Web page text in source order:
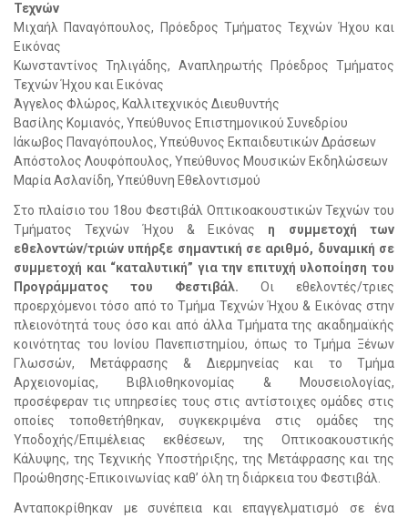
Τεχνών
Μιχαήλ Παναγόπουλος, Πρόεδρος Τμήματος Τεχνών Ήχου και
Εικόνας
Κωνσταντίνος Τηλιγάδης, Αναπληρωτής Πρόεδρος Τμήματος
Τεχνών Ήχου και Εικόνας
Άγγελος Φλώρος, Καλλιτεχνικός Διευθυντής
Βασίλης Κομιανός, Υπεύθυνος Επιστημονικού Συνεδρίου
Ιάκωβος Παναγόπουλος, Υπεύθυνος Εκπαιδευτικών Δράσεων
Απόστολος Λουφόπουλος, Υπεύθυνος Μουσικών Εκδηλώσεων
Μαρία Ασλανίδη, Υπεύθυνη Εθελοντισμού
Στο πλαίσιο του 18ου Φεστιβάλ Οπτικοακουστικών Τεχνών του
Τμήματος Τεχνών Ήχου & Εικόνας η συμμετοχή των
εθελοντών/τριών υπήρξε σημαντική σε αριθμό, δυναμική σε
συμμετοχή και “καταλυτική” για την επιτυχή υλοποίηση του
Προγράμματος του Φεστιβάλ. Οι εθελοντές/τριες
προερχόμενοι τόσο από το Τμήμα Τεχνών Ήχου & Εικόνας στην
πλειονότητά τους όσο και από άλλα Τμήματα της ακαδημαϊκής
κοινότητας του Ιονίου Πανεπιστημίου, όπως το Τμήμα Ξένων
Γλωσσών, Μετάφρασης & Διερμηνείας και το Τμήμα
Αρχειονομίας, Βιβλιοθηκονομίας & Μουσειολογίας,
προσέφεραν τις υπηρεσίες τους στις αντίστοιχες ομάδες στις
οποίες τοποθετήθηκαν, συγκεκριμένα στις ομάδες της
Υποδοχής/Επιμέλειας εκθέσεων, της Οπτικοακουστικής
Κάλυψης, της Τεχνικής Υποστήριξης, της Μετάφρασης και της
Προώθησης-Επικοινωνίας καθ’ όλη τη διάρκεια του Φεστιβάλ.
Ανταποκρίθηκαν με συνέπεια και επαγγελματισμό σε ένα